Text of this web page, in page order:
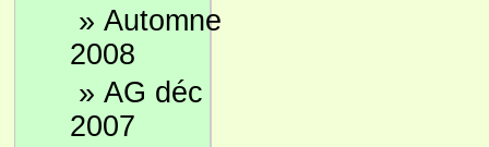
» Automne
2008
» AG déc
2007